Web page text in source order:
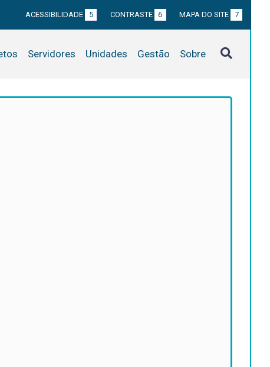
ACESSIBILIDADE 5 CONTRASTE 6 MAPA DO SITE 7
Servidores Unidades Gestão Sobre